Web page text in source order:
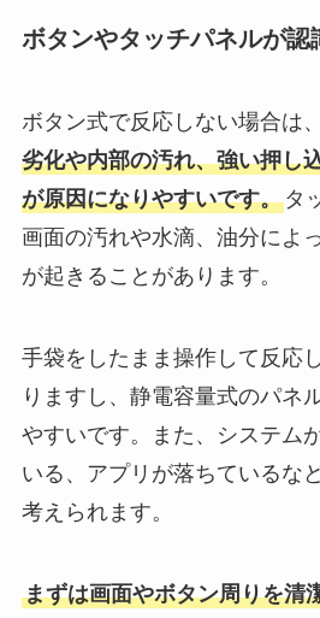
ボタンやタッチパネルが認
ボタン式で反応しない場合は、
劣化や内部の汚れ、強い押し
が原因になりやすいです。タ
画面の汚れや水滴、油分によ
が起きることがあります。
手袋をしたまま操作して反応
りますし、静電容量式のパネ
やすいです。また、システム
いる、アプリが落ちているな
考えられます。
まずは画面やボタン周りを清